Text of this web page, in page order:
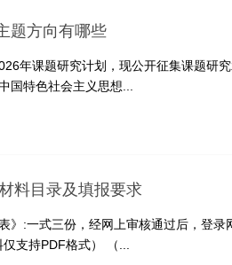
题方向有哪些
年课题研究计划，现公开征集课题研
国特色社会主义思想...
料目录及填报要求
》:一式三份，经网上审核通过后，登录
支持PDF格式） （...